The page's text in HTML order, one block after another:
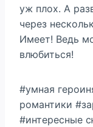
уж плох. А
через
Имеет! Ведь
влюбиться!
#умная
романтики
#интересные